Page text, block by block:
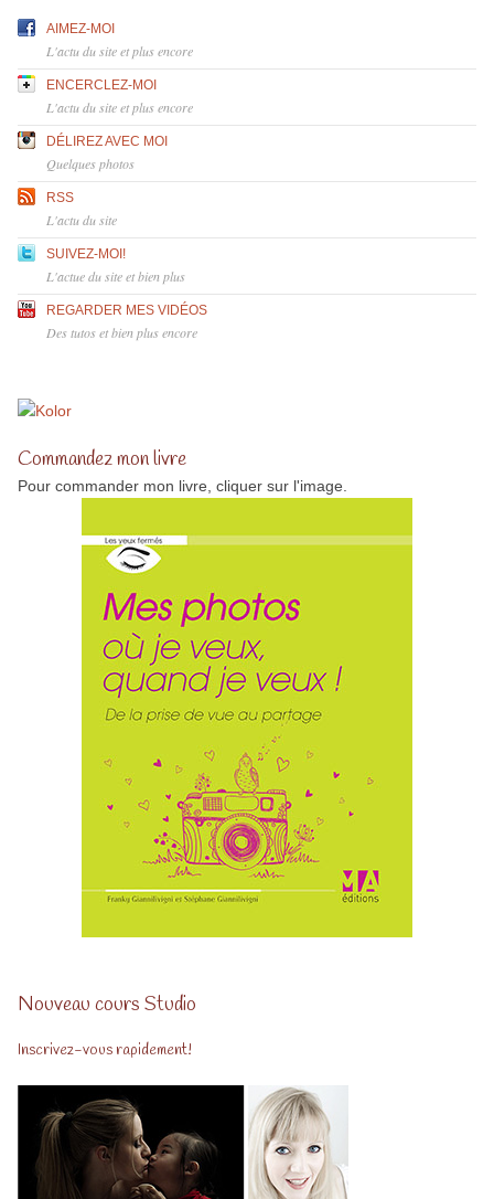
AIMEZ-MOI
L'actu du site et plus encore
ENCERCLEZ-MOI
L'actu du site et plus encore
DÉLIREZ AVEC MOI
Quelques photos
RSS
L'actu du site
SUIVEZ-MOI!
L'actue du site et bien plus
REGARDER MES VIDÉOS
Des tutos et bien plus encore
Commandez mon livre
Pour commander mon livre, cliquer sur l'image.
Nouveau cours Studio
Inscrivez-vous rapidement!